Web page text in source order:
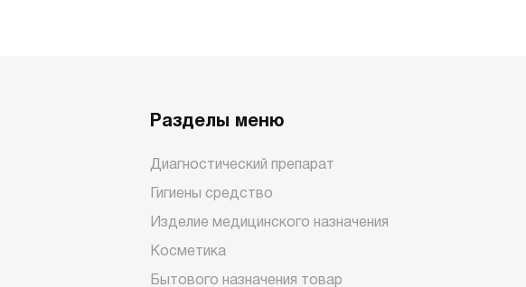
Разделы меню
Диагностический препарат
Гигиены средство
Изделие медицинского назначения
Косметика
Бытового назначения товар